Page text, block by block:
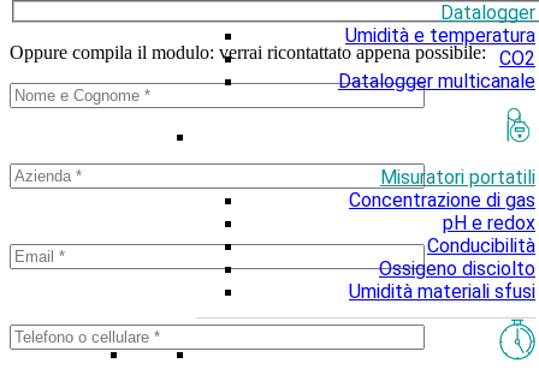
Datalogger
Umidità e temperatura
CO2
Datalogger multicanale
Misuratori portatili
Concentrazione di gas
pH e redox
Conducibilità
Ossigeno disciolto
Umidità materiali sfusi
Oppure compila il modulo: verrai ricontattato appena possibile: